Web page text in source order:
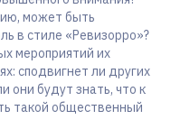
может быть
в стиле «Ревизорро»?
мероприятий их
сподвигнет ли других
они будут знать, что к
такой общественный